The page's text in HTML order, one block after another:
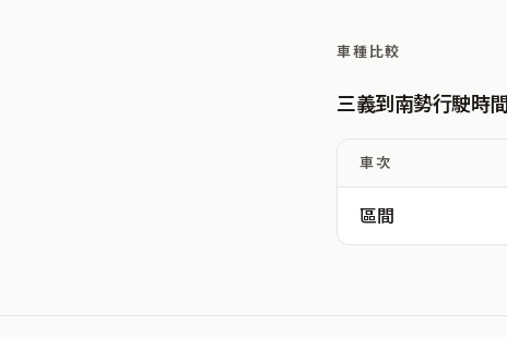
車種比較
三義到南勢行駛時間
車次
區間